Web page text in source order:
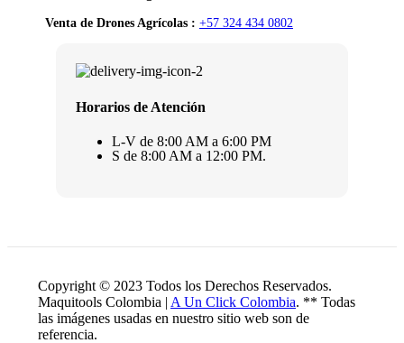
Venta de Drones Agrícolas : +57 324 434 0802
Horarios de Atención
L-V de 8:00 AM a 6:00 PM
S de 8:00 AM a 12:00 PM.
Copyright © 2023 Todos los Derechos Reservados.
Maquitools Colombia | A Un Click Colombia. ** Todas
las imágenes usadas en nuestro sitio web son de
referencia.